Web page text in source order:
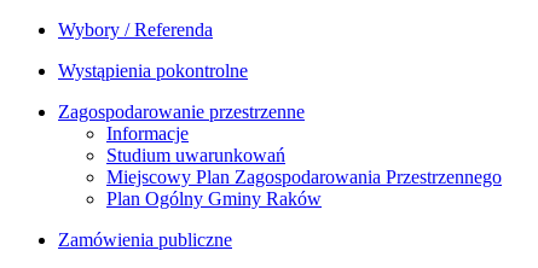
Wybory / Referenda
Wystąpienia pokontrolne
Zagospodarowanie przestrzenne
Informacje
Studium uwarunkowań
Miejscowy Plan Zagospodarowania Przestrzennego
Plan Ogólny Gminy Raków
Zamówienia publiczne